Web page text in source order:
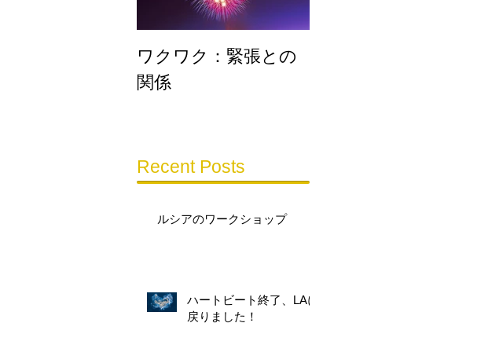
ワクワク：緊張との
関係
Recent Posts
ルシアのワークショップ
ハートビート終了、LAに
戻りました！